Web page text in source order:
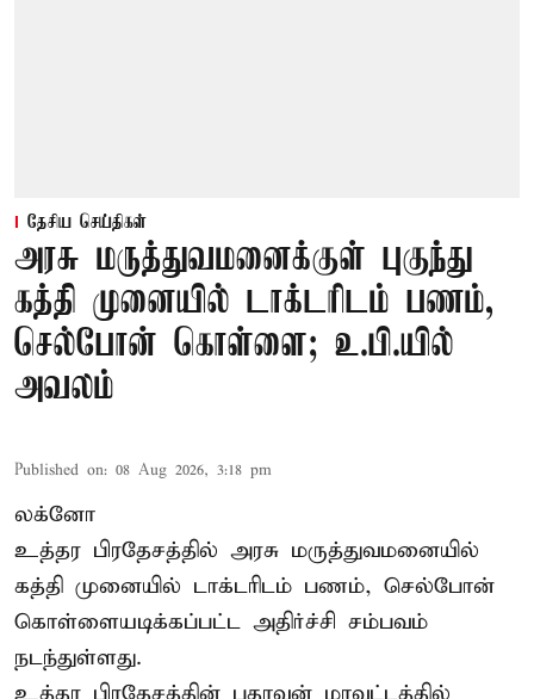
தேசிய செய்திகள்
அரசு மருத்துவமனைக்குள் புகுந்து
கத்தி முனையில் டாக்டரிடம் பணம்,
செல்போன் கொள்ளை; உ.பி.யில்
அவலம்
Published on: 08 Aug 2026, 3:18 pm
லக்னோ
உத்தர பிரதேசத்தில் அரசு மருத்துவமனையில்
கத்தி முனையில் டாக்டரிடம் பணம், செல்போன்
கொள்ளையடிக்கப்பட்ட அதிர்ச்சி சம்பவம்
நடந்துள்ளது.